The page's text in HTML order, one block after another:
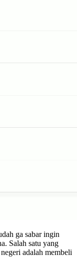
ga sabar ingin
Salah satu yang
adalah membeli